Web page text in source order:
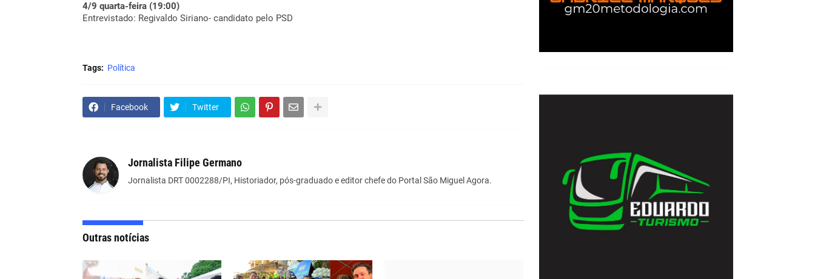
4/9 quarta-feira (19:00)
Entrevistado: Regivaldo Siriano- candidato pelo PSD
Tags: Política
Facebook Twitter
Jornalista Filipe Germano
Jornalista DRT 0002288/PI, Historiador, pós-graduado e editor chefe do Portal São Miguel Agora.
Outras notícias